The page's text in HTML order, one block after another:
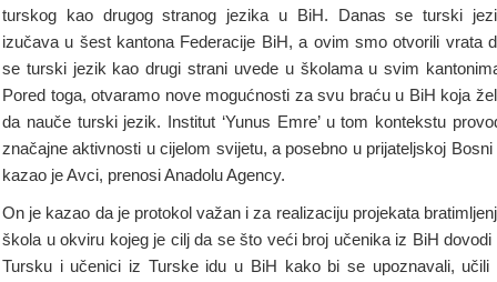
turskog kao drugog stranog jezika u BiH. Danas se turski
izučava u šest kantona Federacije BiH, a ovim smo otvorili vrata
se turski jezik kao drugi strani uvede u školama u svim
Pored toga, otvaramo nove mogućnosti za svu braću u BiH koja
da nauče turski jezik. Institut ‘Yunus Emre’ u tom kontekstu
značajne aktivnosti u cijelom svijetu, a posebno u prijateljskoj Bosni
kazao je Avci, prenosi Anadolu Agency.
On je kazao da je protokol važan i za realizaciju projekata
škola u okviru kojeg je cilj da se što veći broj učenika iz BiH dovodi
Tursku i učenici iz Turske idu u BiH kako bi se upoznavali, učili